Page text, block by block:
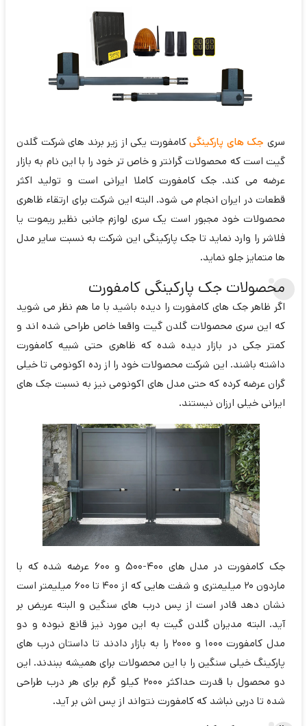
سری جک های پارکینگیکامفورت یکی از زیر برند های شرکت گلدن
گیت است که محصولات گرانتر و خاص تر خود را با این نام به بازار
عرضه می کند. جک کامفورت کاملا ایرانی است و تولید اکثر
قطعات در ایران انجام می شود. البته این شرکت برای ارتقاء ظاهری
محصولات خود مجبور است یک سری لوازم جانبی نظیر ریموت یا
فلاشر را وارد نماید تا جک پارکینگی این شرکت به نسبت سایر مدل
ها متمایز جلو نماید.
محصولات جک پارکینگی کامفورت
اگر ظاهر جک های کامفورت را دیده باشید با ما هم نظر می شوید
که این سری محصولات گلدن گیت واقعا خاص طراحی شده اند و
کمتر جکی در بازار دیده شده که ظاهری حتی شبیه کامفورت
داشته باشند. این شرکت محصولات خود را از رده اکونومی تا خیلی
گران عرضه کرده که حتی مدل های اکونومی نیز به نسبت جک های
ایرانی خیلی ارزان نیستند.
جک کامفورت در مدل های 400-500 و 600 عرضه شده که با
ماردون 20 میلیمتری و شفت هایی که از 400 تا 600 میلیمتر است
نشان دهد قادر است از پس درب های سنگین و البته عریض بر
آید. البته مدیران گلدن گیت به این مورد نیز قانع نبوده و دو
مدل کامفورت 1000 و 2000 را به بازار دادند تا داستان درب های
پارکینگ خیلی سنگین را با این محصولات برای همیشه ببندند. این
دو محصول با قدرت حداکثر 2000 کیلو گرم برای هر درب طراحی
شده تا دربی نباشد که کامفورت نتواند از پس اش بر آید.